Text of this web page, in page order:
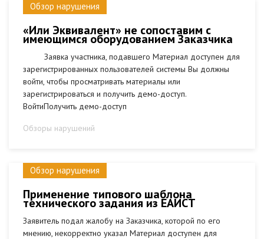
Обзор нарушения
«Или Эквивалент» не сопоставим с
имеющимся оборудованием Заказчика
Заявка участника, подавшего Материал доступен для
зарегистрированных пользователей системы Вы должны
войти, чтобы просматривать материалы или
зарегистрироваться и получить демо-доступ.
ВойтиПолучить демо-доступ
Обзоры нарушений
Обзор нарушения
Применение типового шаблона
технического задания из ЕАИСТ
Заявитель подал жалобу на Заказчика, которой по его
мнению, некорректно указал Материал доступен для